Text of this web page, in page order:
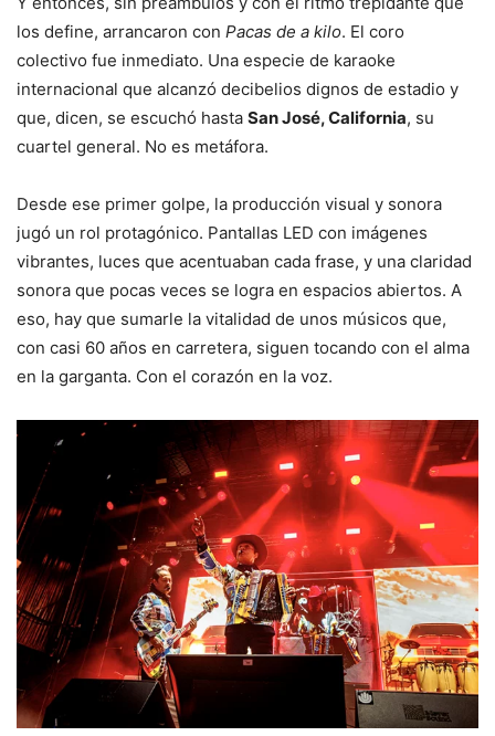
los define, arrancaron con Pacas de a kilo. El coro
colectivo fue inmediato. Una especie de karaoke
internacional que alcanzó decibelios dignos de estadio y
que, dicen, se escuchó hasta San José, California, su
cuartel general. No es metáfora.
Desde ese primer golpe, la producción visual y sonora
jugó un rol protagónico. Pantallas LED con imágenes
vibrantes, luces que acentuaban cada frase, y una claridad
sonora que pocas veces se logra en espacios abiertos. A
eso, hay que sumarle la vitalidad de unos músicos que,
con casi 60 años en carretera, siguen tocando con el alma
en la garganta. Con el corazón en la voz.